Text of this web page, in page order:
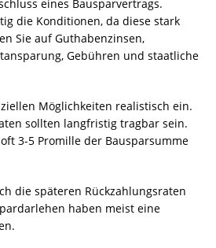
eines Bausparvertrags.
die Konditionen, da diese stark
Sie auf Guthabenzinsen,
Gebühren und staatliche
Möglichkeiten realistisch ein.
sollten langfristig tragbar sein.
3-5 Promille der Bausparsumme
die späteren Rückzahlungsraten
haben meist eine